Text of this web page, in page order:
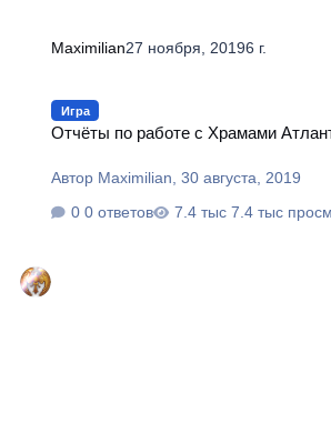
Maximilian27 ноября, 20196 г.
Игра
Отчёты по работе с Храмами
Автор Maximilian ,30 августа, 2019
0 ответов
7.4 тыс